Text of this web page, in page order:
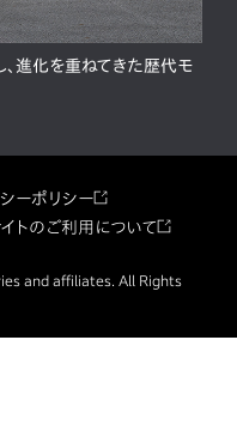
進化を重ねてきた歴代モ
ーポリシー
トのご利用について
and affiliates. All Rights